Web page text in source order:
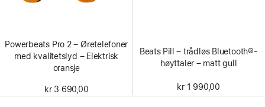
Powerbeats Pro 2 – Øretelefoner
med kvalitetslyd – Elektrisk
oransje
kr 3 690,00
Beats Pill – trådløs Bluetooth®-
høyttaler – matt gull
kr 1 990,00